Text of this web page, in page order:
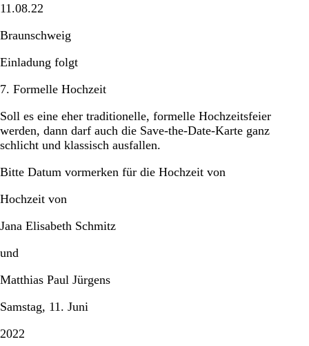
11.08.22
Braunschweig
Einladung folgt
7. Formelle Hochzeit
Soll es eine eher traditionelle, formelle Hochzeitsfeier
werden, dann darf auch die Save-the-Date-Karte ganz
schlicht und klassisch ausfallen.
Bitte Datum vormerken für die Hochzeit von
Hochzeit von
Jana Elisabeth Schmitz
und
Matthias Paul Jürgens
Samstag, 11. Juni
2022